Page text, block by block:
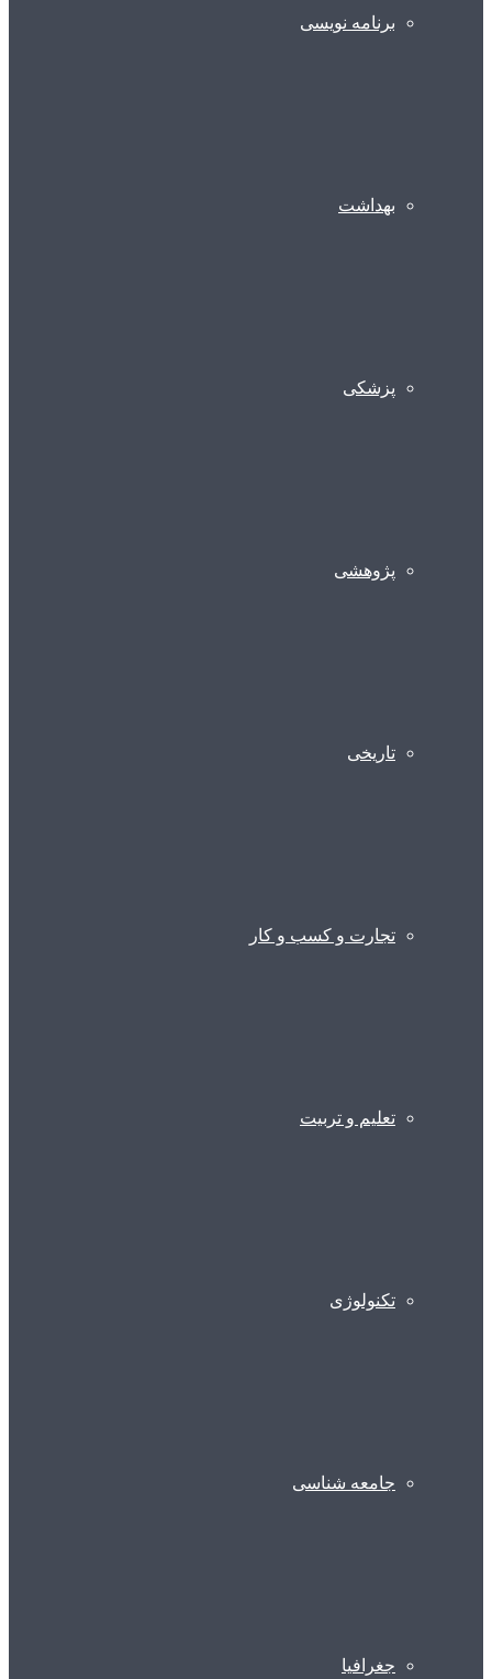
برنامه نویسی
بهداشت
پزشکی
پژوهشی
تاریخی
تجارت و کسب و کار
تعلیم و تربیت
تکنولوژی
جامعه شناسی
جغرافیا